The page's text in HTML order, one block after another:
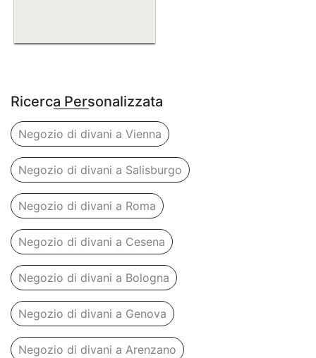
Ricerca Personalizzata
Negozio di divani a Vienna
Negozio di divani a Salisburgo
Negozio di divani a Roma
Negozio di divani a Cesena
Negozio di divani a Bologna
Negozio di divani a Genova
Negozio di divani a Arenzano